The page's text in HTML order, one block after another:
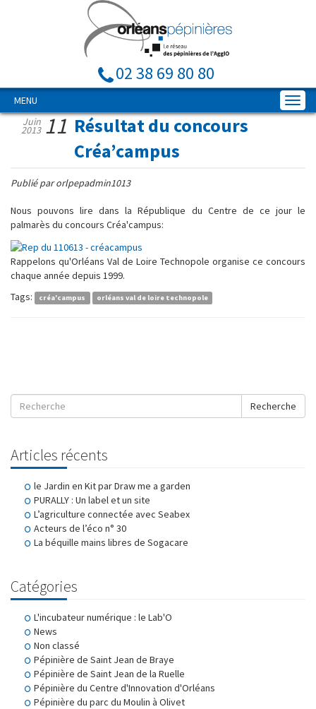
02 38 69 80 80
MENU
Résultat du concours
Créa’campus
Juin
2013 11
Publié par orlpepadmin1013
Nous pouvons lire dans la République du Centre de ce jour le
palmarès du concours Créa'campus:
Rappelons qu'Orléans Val de Loire Technopole organise ce concours
chaque année depuis 1999.
Tags:
créa'campus orléans val de loire technopole
Recherche
Articles récents
le Jardin en Kit par Draw me a garden
PURALLY : Un label et un site
L’agriculture connectée avec Seabex
Acteurs de l’éco n° 30
La béquille mains libres de Sogacare
Catégories
L'incubateur numérique : le Lab'O
News
Non classé
Pépinière de Saint Jean de Braye
Pépinière de Saint Jean de la Ruelle
Pépinière du Centre d'Innovation d'Orléans
Pépinière du parc du Moulin à Olivet